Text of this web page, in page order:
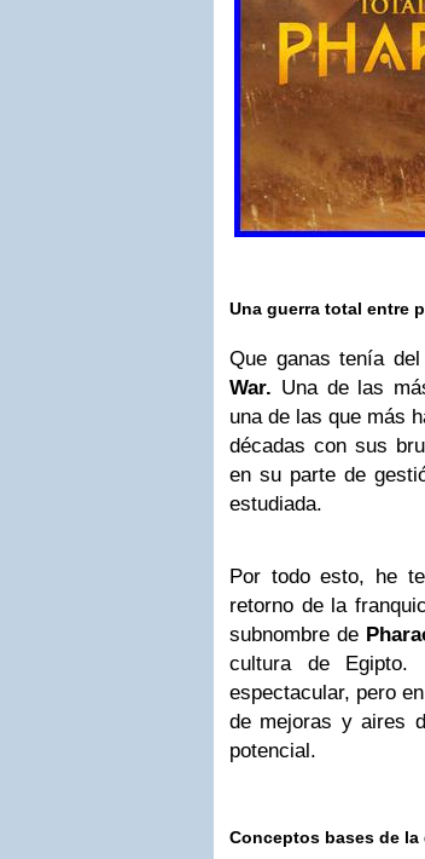
Una guerra total entre
Que ganas tenía
War. Una de las
una de las que más
décadas con sus
en su parte de
estudiada.
Por todo esto, he
retorno de la
subnombre de
cultura de Egipto.
espectacular, pero
de mejoras y aires
potencial.
Conceptos bases de la